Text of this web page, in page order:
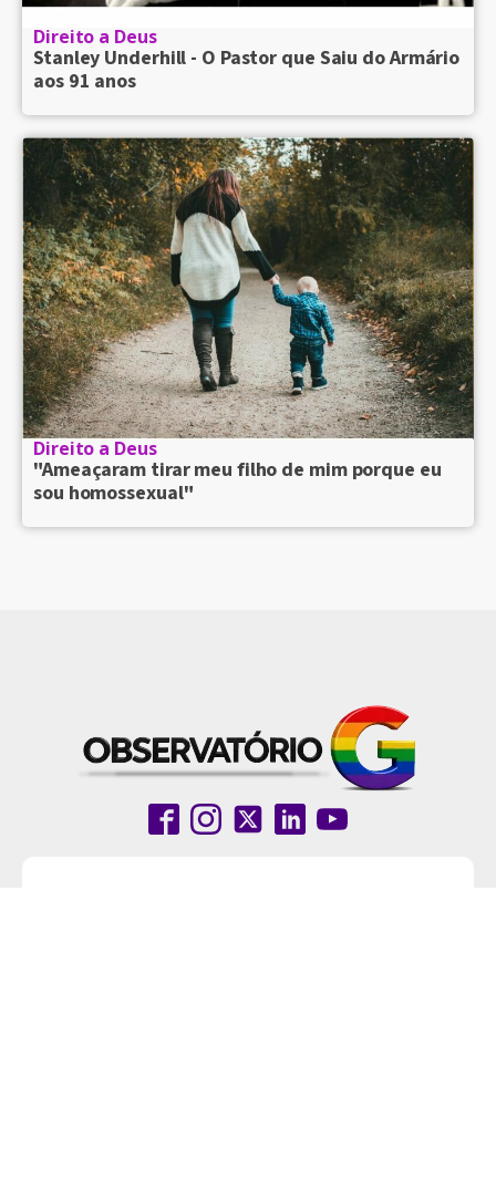
Direito a Deus
Stanley Underhill - O Pastor que Saiu do Armário
aos 91 anos
Direito a Deus
"Ameaçaram tirar meu filho de mim porque eu
sou homossexual"